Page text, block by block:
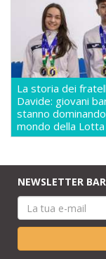
La storia dei
Davide: giovani
stanno
mondo della Lotta
NEWSLETTER